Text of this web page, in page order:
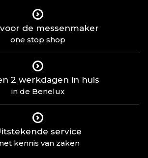
de messenmaker
one stop shop
2 werkdagen in huis
in de Benelux
service
kennis van zaken